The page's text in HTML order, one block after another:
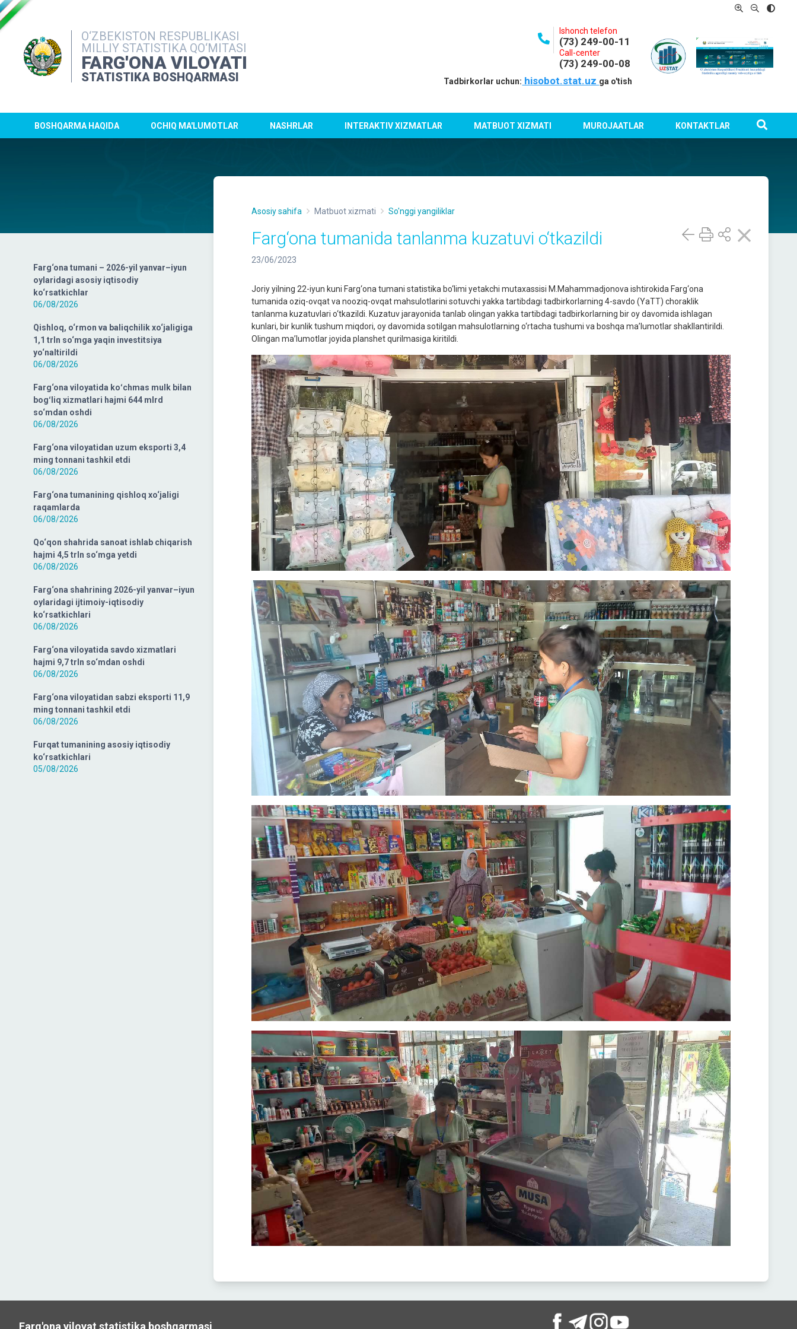
O‘ZBEKISTON RESPUBLIKASI
MILLIY STATISTIKA QO‘MITASI
FARG'ONA VILOYATI
STATISTIKA BOSHQARMASI
Ishonch telefon
(73) 249-00-11
Call-center
(73) 249-00-08
Tadbirkorlar uchun: hisobot.stat.uz ga o'tish
BOSHQARMA HAQIDA OCHIQ MA'LUMOTLAR NASHRLAR INTERAKTIV XIZMATLAR MATBUOT XIZMATI MUROJAATLAR KONTAKTLAR
Farg‘ona tumani – 2026-yil yanvar–iyun
oylaridagi asosiy iqtisodiy
ko‘rsatkichlar
06/08/2026
Qishloq, o‘rmon va baliqchilik xo‘jaligiga
1,1 trln so‘mga yaqin investitsiya
yo‘naltirildi
06/08/2026
Farg‘ona viloyatida koʻchmas mulk bilan
bogʻliq xizmatlari hajmi 644 mlrd
so‘mdan oshdi
06/08/2026
Farg‘ona viloyatidan uzum eksporti 3,4
ming tonnani tashkil etdi
06/08/2026
Farg‘ona tumanining qishloq xo‘jaligi
raqamlarda
06/08/2026
Qo‘qon shahrida sanoat ishlab chiqarish
hajmi 4,5 trln so‘mga yetdi
06/08/2026
Farg‘ona shahrining 2026-yil yanvar–iyun
oylaridagi ijtimoiy-iqtisodiy
ko‘rsatkichlari
06/08/2026
Farg‘ona viloyatida savdo xizmatlari
hajmi 9,7 trln so‘mdan oshdi
06/08/2026
Farg‘ona viloyatidan sabzi eksporti 11,9
ming tonnani tashkil etdi
06/08/2026
Furqat tumanining asosiy iqtisodiy
ko‘rsatkichlari
05/08/2026
Asosiy sahifa Matbuot xizmati So'nggi yangiliklar
Farg‘ona tumanida tanlanma kuzatuvi o‘tkazildi
23/06/2023
Joriy yilning 22-iyun kuni Farg‘ona tumani statistika bo‘limi yetakchi mutaxassisi M.Mahammadjonova ishtirokida Farg‘ona
tumanida oziq-ovqat va nooziq-ovqat mahsulotlarini sotuvchi yakka tartibdagi tadbirkorlarning 4-savdo (YaTT) choraklik
tanlanma kuzatuvlari o‘tkazildi. Kuzatuv jarayonida tanlab olingan yakka tartibdagi tadbirkorlarning bir oy davomida ishlagan
kunlari, bir kunlik tushum miqdori, oy davomida sotilgan mahsulotlarning o‘rtacha tushumi va boshqa ma’lumotlar shakllantirildi.
Olingan ma’lumotlar joyida planshet qurilmasiga kiritildi.